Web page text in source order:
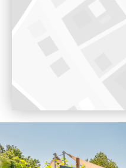
Voir sur Google Maps
Base de rafting et canyoning
Voir sur Google Maps